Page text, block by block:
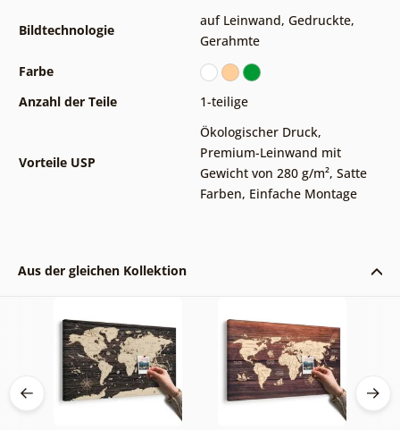
Bildtechnologie
auf Leinwand, Gedruckte,
Gerahmte
Farbe
Anzahl der Teile
1-teilige
Vorteile USP
Ökologischer Druck,
Premium-Leinwand mit
Gewicht von 280 g/m², Satte
Farben, Einfache Montage
Aus der gleichen Kollektion